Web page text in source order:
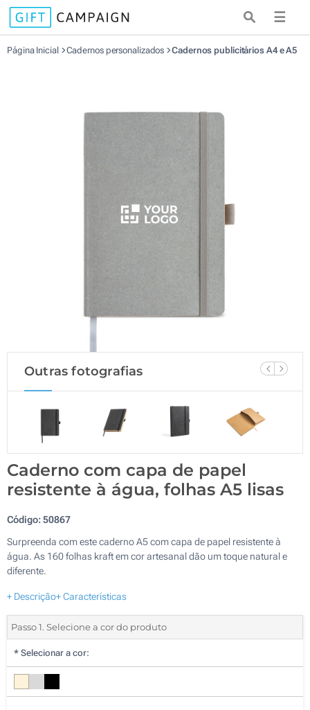
☰
Página Inicial Cadernos personalizados Cadernos publicitários A4 e A5
Outras fotografias
Caderno com capa de papel
resistente à água, folhas A5 lisas
Código:50867
Surpreenda com este caderno A5 com capa de papel resistente à
água. As 160 folhas kraft em cor artesanal dão um toque natural e
diferente.
+ Descrição+ Características
Passo 1. Selecione a cor do produto
* Selecionar a cor: